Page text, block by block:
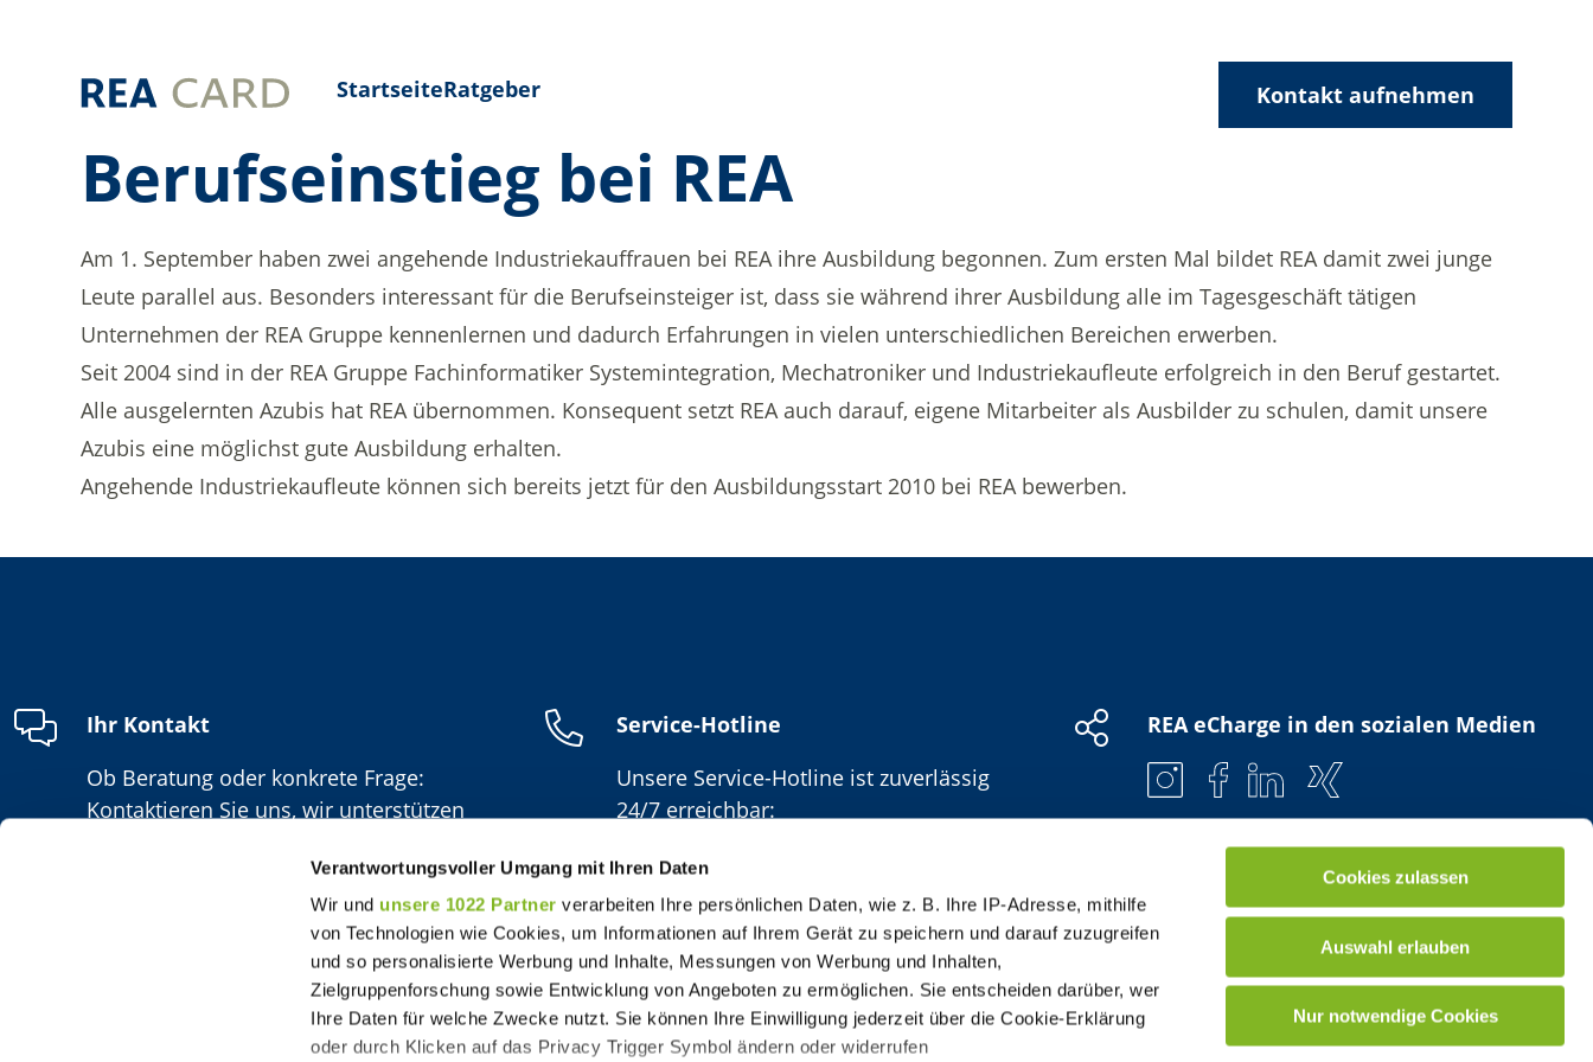
Verantwortungsvoller Umgang mit Ihren Daten
Wir und unsere 1022 Partner verarbeiten Ihre persönlichen Daten, wie z. B. Ihre IP-Adresse, mithilfe
von Technologien wie Cookies, um Informationen auf Ihrem Gerät zu speichern und darauf zuzugreifen
und so personalisierte Werbung und Inhalte, Messungen von Werbung und Inhalten,
Zielgruppenforschung sowie Entwicklung von Angeboten zu ermöglichen. Sie entscheiden darüber, wer
Ihre Daten für welche Zwecke nutzt. Sie können Ihre Einwilligung jederzeit über die Cookie-Erklärung
oder durch Klicken auf das Privacy Trigger Symbol ändern oder widerrufen
Cookies zulassen
Auswahl erlauben
Nur notwendige Cookies
StartseiteRatgeber Kontakt aufnehmen
Berufseinstieg bei REA
Am 1. September haben zwei angehende Industriekauffrauen bei REA ihre Ausbildung begonnen. Zum ersten Mal bildet REA damit zwei junge
Leute parallel aus. Besonders interessant für die Berufseinsteiger ist, dass sie während ihrer Ausbildung alle im Tagesgeschäft tätigen
Unternehmen der REA Gruppe kennenlernen und dadurch Erfahrungen in vielen unterschiedlichen Bereichen erwerben.
Seit 2004 sind in der REA Gruppe Fachinformatiker Systemintegration, Mechatroniker und Industriekaufleute erfolgreich in den Beruf gestartet.
Alle ausgelernten Azubis hat REA übernommen. Konsequent setzt REA auch darauf, eigene Mitarbeiter als Ausbilder zu schulen, damit unsere
Azubis eine möglichst gute Ausbildung erhalten.
Angehende Industriekaufleute können sich bereits jetzt für den Ausbildungsstart 2010 bei REA bewerben.
Ihr Kontakt
Ob Beratung oder konkrete Frage:
Kontaktieren Sie uns, wir unterstützen
Service-Hotline
Unsere Service-Hotline ist zuverlässig
24/7 erreichbar:
06154/638-1600
REA eCharge in den sozialen Medien